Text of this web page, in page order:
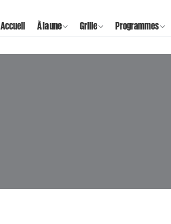
Accueil À la une Grille Programmes